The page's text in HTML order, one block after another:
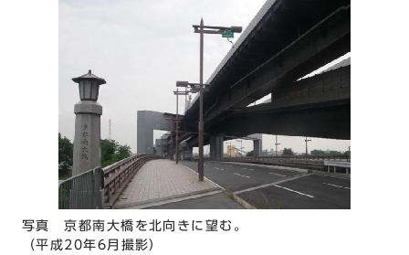
写真 京都南大橋を北向きに望む。
（平成20年6月撮影）